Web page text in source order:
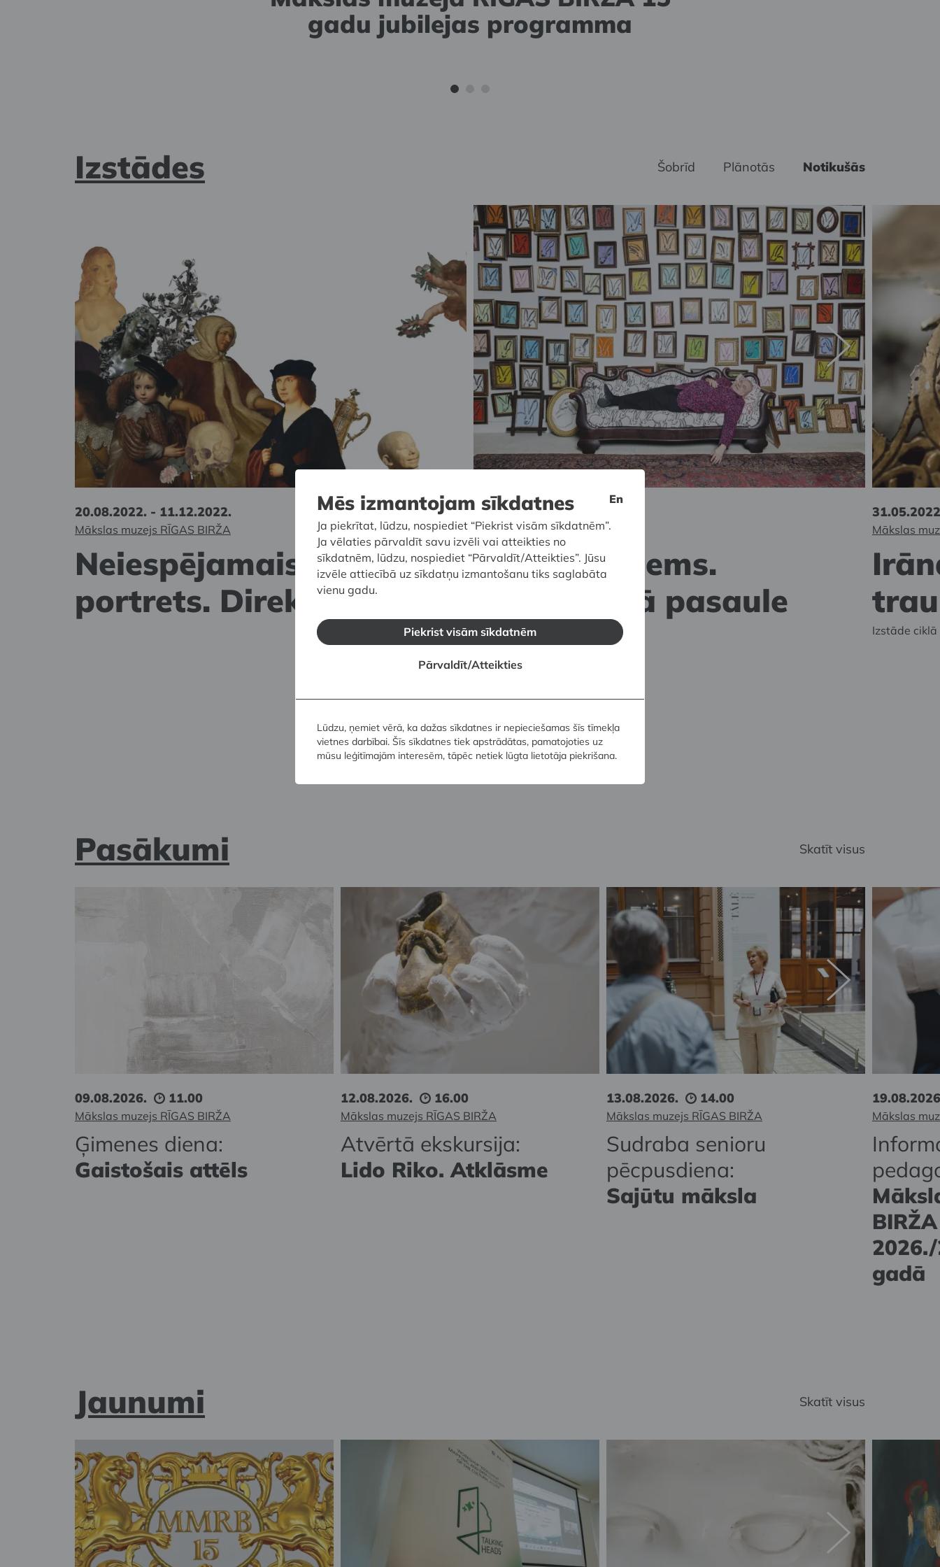
gadu jubilejas programma
skatāma spāņu mākslinieka Lido Riko
skatāma mākslinieka Jāņa Avotiņa
Izstādes Šobrīd Plānotās Notikušās
20.08.2022. - 11.12.2022.
Mākslas muzejs RĪGAS BIRŽA
Neiespējamais grupas
portrets. Direktora izvēle
16.07.2022. - 04.09.2022.
Mākslas muzejs RĪGAS BIRŽA
Hants Slonems.
Brīnumainā pasaule
Mākslas
Izstāde
Pasākumi Skatīt visus
09.08.2026. 11.00
Mākslas muzejs RĪGAS BIRŽA
Ģimenes diena:
Gaistošais attēls
12.08.2026. 16.00
Mākslas muzejs RĪGAS BIRŽA
Atvērtā ekskursija:
Lido Riko. Atklāsme
13.08.2026. 14.00
Mākslas muzejs RĪGAS BIRŽA
Sudraba senioru
pēcpusdiena:
Sajūtu māksla
Mākslas
gadā
Jaunumi Skatīt visus
En
Mēs izmantojam sīkdatnes
Ja piekrītat, lūdzu, nospiediet “Piekrist visām sīkdatnēm”.
Ja vēlaties pārvaldīt savu izvēli vai atteikties no
sīkdatnēm, lūdzu, nospiediet “Pārvaldīt/Atteikties”. Jūsu
izvēle attiecībā uz sīkdatņu izmantošanu tiks saglabāta
vienu gadu.
Piekrist visām sīkdatnēm
Pārvaldīt/Atteikties
Lūdzu, ņemiet vērā, ka dažas sīkdatnes ir nepieciešamas šīs tīmekļa
vietnes darbībai. Šīs sīkdatnes tiek apstrādātas, pamatojoties uz
mūsu leģitīmajām interesēm, tāpēc netiek lūgta lietotāja piekrišana.